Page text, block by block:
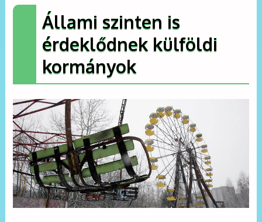
Állami szinten is
érdeklődnek külföldi
kormányok